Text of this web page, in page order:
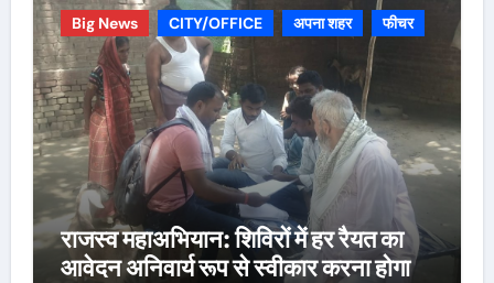
Big News CITY/OFFICE अपना शहर फीचर
राजस्व महाअभियान: शिविरों में हर रैयत का
आवेदन अनिवार्य रूप से स्वीकार करना होगा